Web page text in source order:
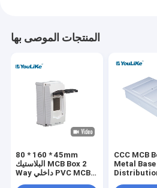
المنتجات الموصى بها
80 * 160 * 45mm
البلاستيك MCB Box 2
Way داخلي PVC MCB
CCC MCB
Metal Base